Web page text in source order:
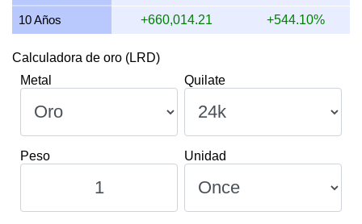
10 Años +660,014.21 +544.10%
Calculadora de oro (LRD)
Metal
Quilate
Peso Unidad